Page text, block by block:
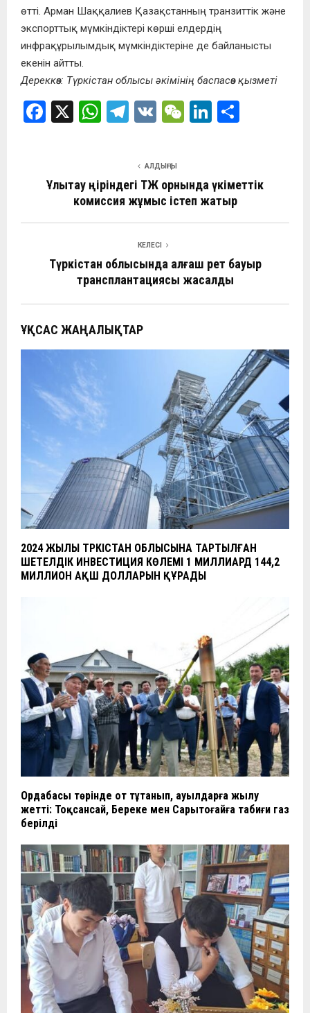
өтті. Арман Шаққалиев Қазақстанның транзиттік және
экспорттық мүмкіндіктері көрші елдердің
инфрақұрылымдық мүмкіндіктеріне де байланысты
екенін айтты.
Дереккөз: Түркістан облысы әкімінің баспасөз қызметі
F
b
o
X
W
s
A
p
T
gr
a
m
V
W
h
at
Li
dI
n
р
в
ть
АЛДЫҢҒЫ
Ұлытау өңіріндегі ТЖ орнында үкіметтік
комиссия жұмыс істеп жатыр
КЕЛЕСІ
Түркістан облысында алғаш рет бауыр
трансплантациясы жасалды
ҰҚСАС ЖАҢАЛЫҚТАР
2024 ЖЫЛЫ ТҮРКІСТАН ОБЛЫСЫНА ТАРТЫЛҒАН
ШЕТЕЛДІК ИНВЕСТИЦИЯ КӨЛЕМІ 1 МИЛЛИАРД 144,2
МИЛЛИОН АҚШ ДОЛЛАРЫН ҚҰРАДЫ
Ордабасы төрінде от тұтанып, ауылдарға жылу
жетті: Тоқсансай, Береке мен Сарытоғайға табиғи газ
берілді